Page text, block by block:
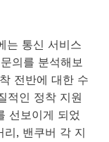
는 통신 서비스
의를 분석해보
전반에 대한 수
적인 정착 지원
선보이게 되었
리, 밴쿠버 각 지